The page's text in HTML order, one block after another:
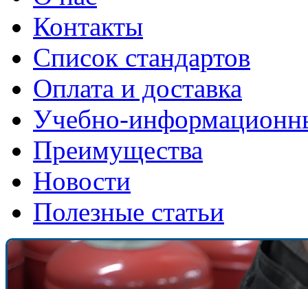
Контакты
Список стандартов
Оплата и доставка
Учебно-
Преимущества
Новости
Полезные статьи